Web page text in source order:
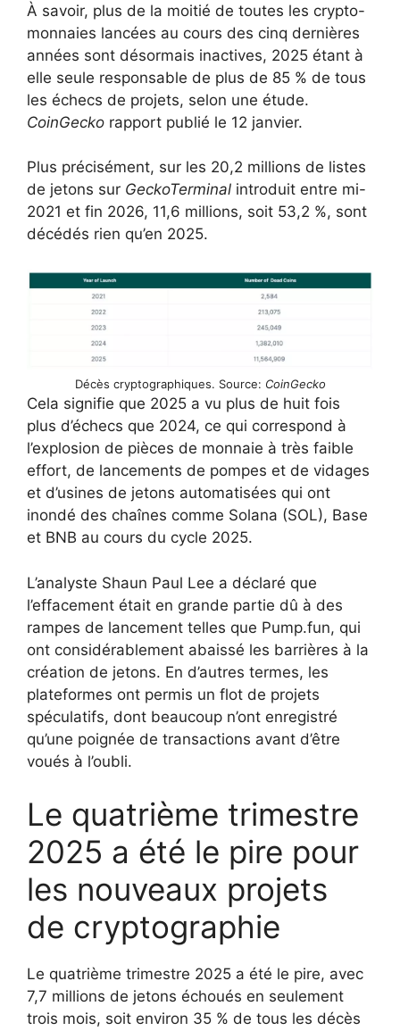
À savoir, plus de la moitié de toutes les crypto-
monnaies lancées au cours des cinq dernières
années sont désormais inactives, 2025 étant à
elle seule responsable de plus de 85 % de tous
les échecs de projets, selon une étude.
CoinGecko rapport publié le 12 janvier.
Plus précisément, sur les 20,2 millions de listes
de jetons sur GeckoTerminal introduit entre mi-
2021 et fin 2026, 11,6 millions, soit 53,2 %, sont
décédés rien qu’en 2025.
Décès cryptographiques. Source: CoinGecko
Cela signifie que 2025 a vu plus de huit fois
plus d’échecs que 2024, ce qui correspond à
l’explosion de pièces de monnaie à très faible
effort, de lancements de pompes et de vidages
et d’usines de jetons automatisées qui ont
inondé des chaînes comme Solana (SOL), Base
et BNB au cours du cycle 2025.
L’analyste Shaun Paul Lee a déclaré que
l’effacement était en grande partie dû à des
rampes de lancement telles que Pump.fun, qui
ont considérablement abaissé les barrières à la
création de jetons. En d’autres termes, les
plateformes ont permis un flot de projets
spéculatifs, dont beaucoup n’ont enregistré
qu’une poignée de transactions avant d’être
voués à l’oubli.
Le quatrième trimestre
2025 a été le pire pour
les nouveaux projets
de cryptographie
Le quatrième trimestre 2025 a été le pire, avec
7,7 millions de jetons échoués en seulement
trois mois, soit environ 35 % de tous les décès